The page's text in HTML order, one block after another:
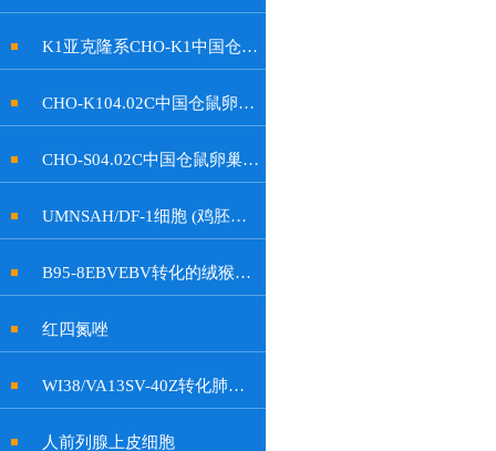
K1亚克隆系CHO-K1中国仓鼠卵巢细胞
CHO-K104.02C中国仓鼠卵巢细胞
CHO-S04.02C中国仓鼠卵巢细胞
UMNSAH/DF-1细胞 (鸡胚成纤维细胞)
B95-8EBVEBV转化的绒猴白细胞
红四氮唑
WI38/VA13SV-40Z转化肺成纤维细胞
人前列腺上皮细胞